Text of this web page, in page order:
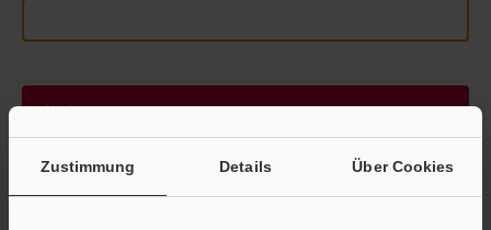
Zustimmung Details Über Cookies
Weiter
Datenschutz ist uns wichtig - Ihre Daten werden niemals